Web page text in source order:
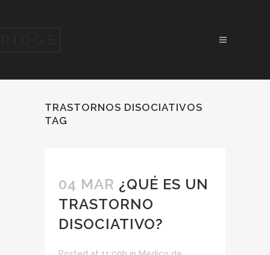
TRASTORNOS DISOCIATIVOS
TAG
04 MAR ¿QUÉ ES UN
TRASTORNO
DISOCIATIVO?